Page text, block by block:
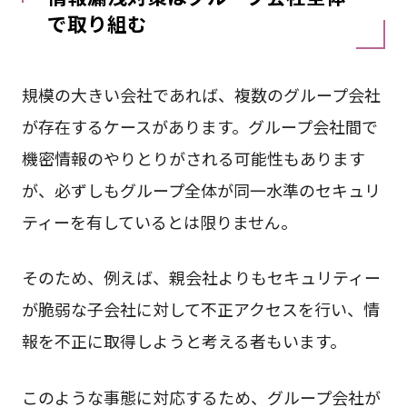
で取り組む
規模の大きい会社であれば、複数のグループ会社
が存在するケースがあります。グループ会社間で
機密情報のやりとりがされる可能性もあります
が、必ずしもグループ全体が同一水準のセキュリ
ティーを有しているとは限りません。
そのため、例えば、親会社よりもセキュリティー
が脆弱な子会社に対して不正アクセスを行い、情
報を不正に取得しようと考える者もいます。
このような事態に対応するため、グループ会社が